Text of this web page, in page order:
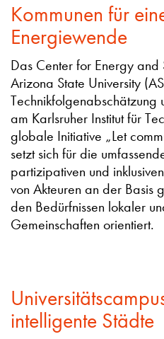
Kommunen für
Energiewende
Das Center for Energy and
Arizona State University
Technikfolgenabschätzung
am Karlsruher Institut für
globale Initiative „Let
setzt sich für die
partizipativen und
von Akteuren an der Basis
den Bedürfnissen lokaler
Gemeinschaften orientiert.
intelligente Städte